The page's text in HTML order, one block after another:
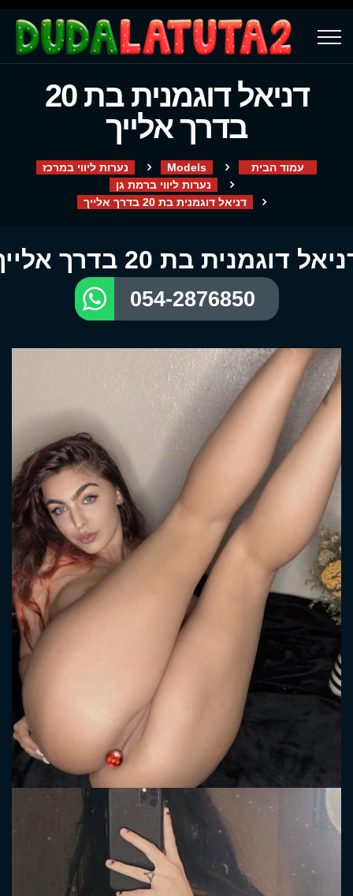
דניאל דוגמנית בת 20
בדרך אלייך
עמוד הבית Models
נערות ליווי במרכז
נערות ליווי ברמת גן
דניאל דוגמנית בת 20 בדרך אלייך
דוגמנית בת 20 בדרך אלייך
054-2876850